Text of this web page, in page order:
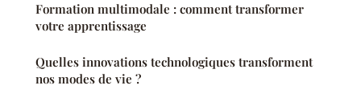
Formation multimodale : comment transformer
votre apprentissage
Quelles innovations technologiques transforment
nos modes de vie ?